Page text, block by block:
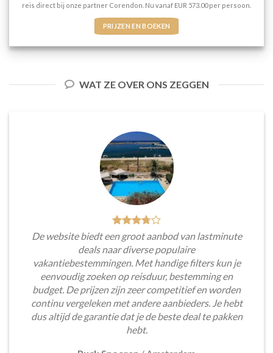
reis direct bij onze partner Corendon. Nu vanaf EUR 573.00 per persoon.
PRIJZEN EN BOEKEN
WAT ZE OVER ONS ZEGGEN
De website biedt een groot aanbod van lastminute
deals naar diverse populaire
vakantiebestemmingen. Met handige filters kun je
eenvoudig zoeken op reisduur, bestemming en
budget. De prijzen zijn zeer competitief en worden
continu vergeleken met andere aanbieders. Je hebt
dus altijd de garantie dat je de beste deal te pakken
hebt.